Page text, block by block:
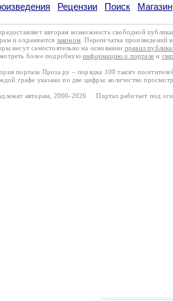
Рецензии Поиск Магазин
авторам возможность свободной
и охраняются законом . Перепечатка произведений
несут самостоятельно на основании правил
более подробную информацию о портале и
портала Проза.ру – порядка 100 тысяч
графе указано по две цифры: количество
авторам, 2000-2026 Портал работает под